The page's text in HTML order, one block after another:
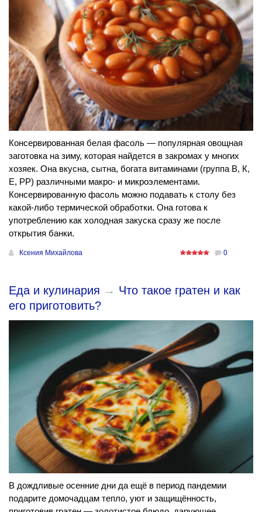
Консервированная белая фасоль — популярная овощная
заготовка на зиму, которая найдется в закромах у многих
хозяек. Она вкусна, сытна, богата витаминами (группа В, К,
Е, РР) различными макро- и микроэлементами.
Консервированную фасоль можно подавать к столу без
какой-либо термической обработки. Она готова к
употреблению как холодная закуска сразу же после
открытия банки.
Ксения Михайлова 0
Еда и кулинария → Что такое гратен и как
его приготовить?
В дождливые осенние дни да ещё в период пандемии
подарите домочадцам тепло, уют и защищённость,